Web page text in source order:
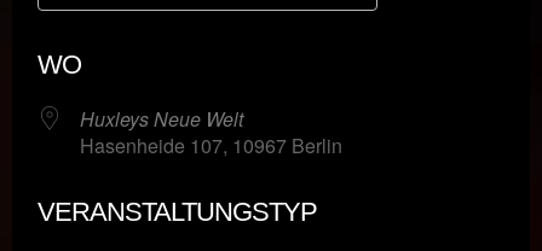
WO
Huxleys Neue Welt
Hasenheide 107, 10967 Berlin
VERANSTALTUNGSTYP